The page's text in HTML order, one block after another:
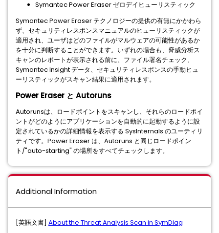
Symantec Power Eraser ゼロデイヒューリスティック
Symantec Power Eraser テクノロジーの提供の有無にかかわら
ず、セキュリティレスポンスマニュアルのヒューリスティックが
適用され、ユーザはどのファイルがマルウェアの可能性があるか
を十分に判断することができます。いずれの場合も、脅威分析ス
キャンのレポートが表示される前に、ファイル署名チェック、
Symantec Insight データ、セキュリティレスポンスの手動ヒュ
ーリスティックがスキャン結果に適用されます。
Power Eraser と Autoruns
Autorunsは、ロードポイントをスキャンし、それらのロードポイ
ントがどのようにアプリケーションを自動的に起動するように設
定されているかの詳細情報を表示する SysInternals のユーティリ
ティです。Power Eraser は、Autoruns と同じロードポイン
ト/"auto-starting" の場所をすべてチェックします。
Additional Information
[英語文書] About the Threat Analysis Scan in SymDiag